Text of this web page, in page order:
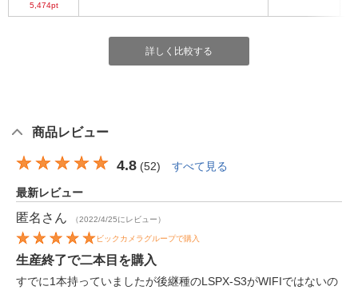
5,474pt
詳しく比較する
商品レビュー
4.8 (52) すべて見る
最新レビュー
匿名 さん （2022/4/25にレビュー）
ビックカメラグループで購入
生産終了で二本目を購入
すでに1本持っていましたが後継種のLSPX-S3がWIFIではないの